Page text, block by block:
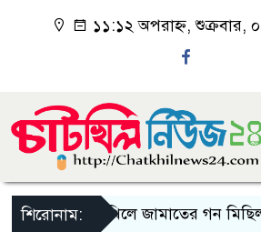
১১:১২ অপরাহ্ন, শুক্রবার,
শিরোনাম:চাটখিলে জামাতের গন মিছিল